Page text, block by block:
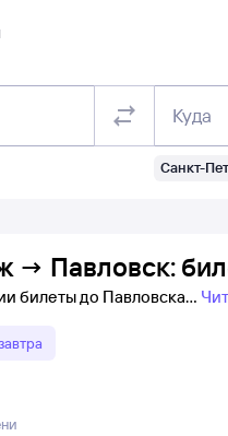
Куда
Санкт-
→ Павловск:
билеты до Павловска